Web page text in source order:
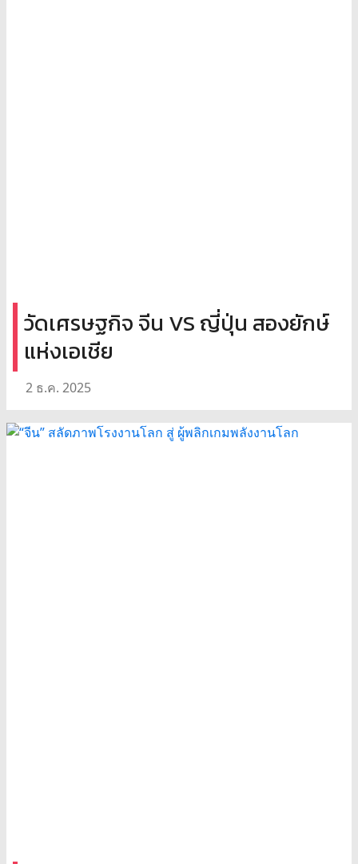
วัดเศรษฐกิจ จีน VS ญี่ปุ่น สองยักษ์
แห่งเอเชีย
2 ธ.ค. 2025